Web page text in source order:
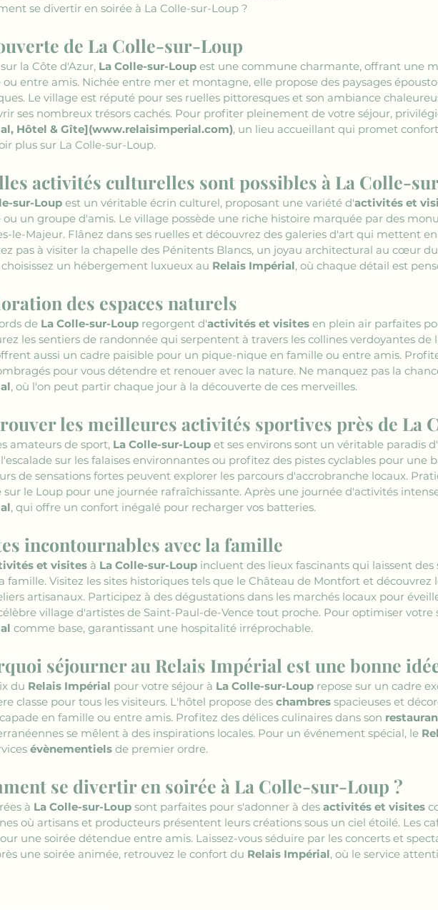
se divertir en soirée à La Colle-sur-Loup ?
de La Colle-sur-Loup
la Côte d'Azur, La Colle-sur-Loup est une commune charmante, offrant une
entre amis. Nichée entre mer et montagne, elle propose des paysages
Le village est réputé pour ses ruelles pittoresques et son ambiance
ses nombreux trésors cachés. Pour profiter pleinement de votre séjour,
Hôtel & Gîte](www.relaisimperial.com), un lieu accueillant qui promet
plus sur La Colle-sur-Loup.
activités culturelles sont possibles à La Colle-
sur-Loup est un véritable écrin culturel, proposant une variété d'activités et
un groupe d'amis. Le village possède une riche histoire marquée par des
le-Majeur. Flânez dans ses ruelles et découvrez des galeries d'art qui mettent
pas à visiter la chapelle des Pénitents Blancs, un joyau architectural au cœur
choisissez un hébergement luxueux au Relais Impérial, où chaque détail est
des espaces naturels
de La Colle-sur-Loup regorgent d'activités et visites en plein air parfaites
les sentiers de randonnée qui serpentent à travers les collines verdoyantes de
aussi un cadre paisible pour un pique-nique en famille ou entre amis.
pour vous détendre et renouer avec la nature. Ne manquez pas la
, où l'on peut partir chaque jour à la découverte de ces merveilles.
les meilleures activités sportives près de La
amateurs de sport, La Colle-sur-Loup et ses environs sont un véritable paradis d'
sur les falaises environnantes ou profitez des pistes cyclables pour une
de sensations fortes peuvent explorer les parcours d'accrobranche locaux.
sur le Loup pour une journée rafraîchissante. Après une journée d'activités
, qui offre un confort inégalé pour recharger vos batteries.
incontournables avec la famille
et visites à La Colle-sur-Loup incluent des lieux fascinants qui laissent
famille. Visitez les sites historiques tels que le Château de Montfort et découvrez
artisanaux. Participez à des dégustations dans les marchés locaux pour
village d'artistes de Saint-Paul-de-Vence tout proche. Pour optimiser votre
comme base, garantissant une hospitalité irréprochable.
séjourner au Relais Impérial est une bonne
du Relais Impérial pour votre séjour à La Colle-sur-Loup repose sur un cadre
classe pour tous les visiteurs. L'hôtel propose des chambres spacieuses et
en famille ou entre amis. Profitez des délices culinaires dans son
se mêlent à des inspirations locales. Pour un événement spécial, le
évènementiels de premier ordre.
se divertir en soirée à La Colle-sur-Loup ?
à La Colle-sur-Loup sont parfaites pour s'adonner à des activités et visites
où artisans et producteurs présentent leurs créations sous un ciel étoilé. Les
une soirée détendue entre amis. Laissez-vous séduire par les concerts et
une soirée animée, retrouvez le confort du Relais Impérial, où le service